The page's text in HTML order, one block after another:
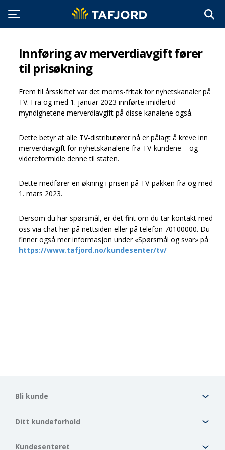
Innføring av merverdiavgift fører
til prisøkning
Frem til årsskiftet var det moms-fritak for nyhetskanaler på
TV. Fra og med 1. januar 2023 innførte imidlertid
myndighetene merverdiavgift på disse kanalene også.
Dette betyr at alle TV-distributører nå er pålagt å kreve inn
merverdiavgift for nyhetskanalene fra TV-kundene – og
videreformidle denne til staten.
Dette medfører en økning i prisen på TV-pakken fra og med
1. mars 2023.
Dersom du har spørsmål, er det fint om du tar kontakt med
oss via chat her på nettsiden eller på telefon 70100000. Du
finner også mer informasjon under «Spørsmål og svar» på
https://www.tafjord.no/kundesenter/tv/
Bli kunde
Ditt kundeforhold
Kundesenteret